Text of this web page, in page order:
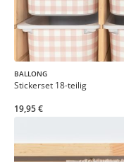
BALLONG
Stickerset 18-teilig
19,95 €